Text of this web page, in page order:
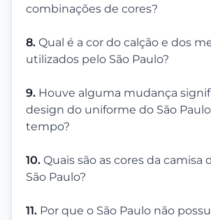
combinações de cores?
8. Qual é a cor do calção e dos
utilizados pelo São Paulo?
9. Houve alguma mudança
design do uniforme do São
tempo?
10. Quais são as cores da camisa
São Paulo?
11. Por que o São Paulo não